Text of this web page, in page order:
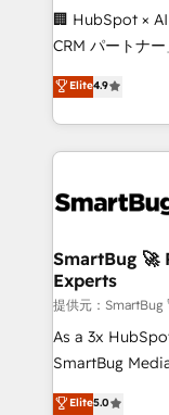
around your
Move from any
run your
service wired
tune-ups, feature
HubSpot,
We are built for
🏢 HubSpot ×
CRM パートナー」 経営課題と現場業務をつなぐAI
ティブ・エージ
力で顧客フロント業務
をする会社か？
トを組み込んだ
ィブ・エージェ
を、CRMを軸と
思決定者・PMO
HubSpot導入・
GTMの見える
タ品質設計、グ
の一部をAIが自
Elite4.9
SmartBug 🚀
Experts
提供元：SmartBug
As a 3x
SmartBug
into a revenue
Elite5.0